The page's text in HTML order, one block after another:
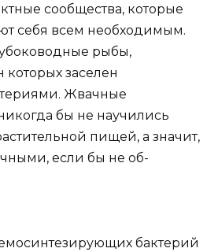
сообщества, которые
себя всем необходимым.
рыбы,
заселен
Жвачные
бы не научились
пищей, а значит,
если бы не об-
бактерий